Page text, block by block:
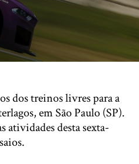
dos treinos livres para a
em São Paulo (SP).
atividades desta sexta-